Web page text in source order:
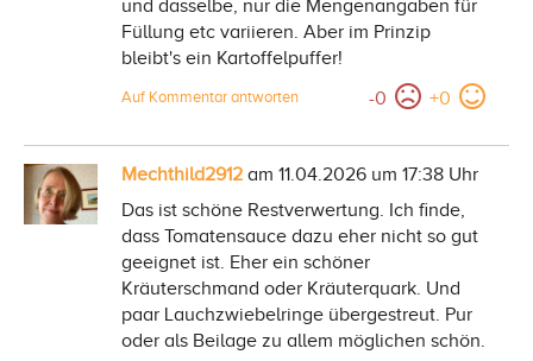
und dasselbe, nur die Mengenangaben für
Füllung etc variieren. Aber im Prinzip
bleibt's ein Kartoffelpuffer!
-0 +0
Auf Kommentar antworten
Mechthild2912 am 11.04.2026 um 17:38 Uhr
Das ist schöne Restverwertung. Ich finde,
dass Tomatensauce dazu eher nicht so gut
geeignet ist. Eher ein schöner
Kräuterschmand oder Kräuterquark. Und
paar Lauchzwiebelringe übergestreut. Pur
oder als Beilage zu allem möglichen schön.